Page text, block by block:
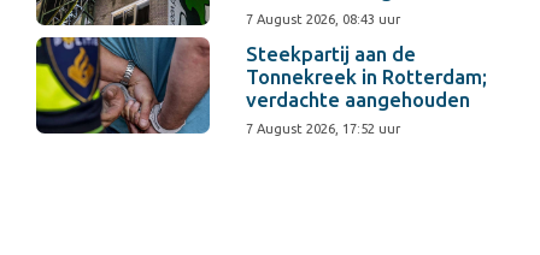
7 August 2026, 08:43 uur
Steekpartij aan de
Tonnekreek in Rotterdam;
verdachte aangehouden
7 August 2026, 17:52 uur